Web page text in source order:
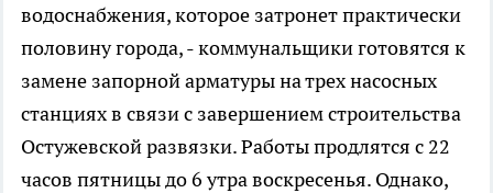
водоснабжения, которое затронет практически
половину города, - коммунальщики готовятся к
замене запорной арматуры на трех насосных
станциях в связи с завершением строительства
Остужевской развязки. Работы продлятся с 22
часов пятницы до 6 утра воскресенья. Однако,